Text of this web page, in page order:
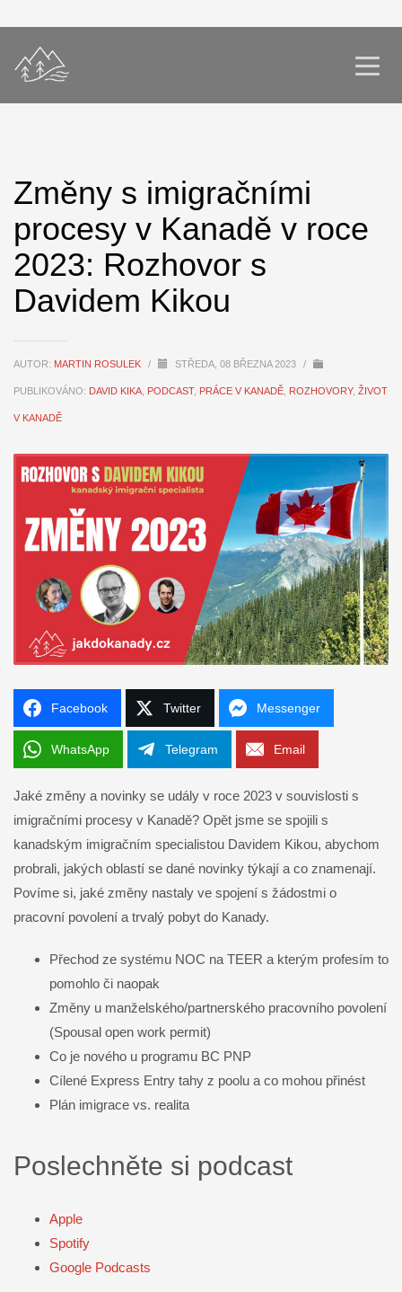
Změny s imigračními
procesy v Kanadě v roce
2023: Rozhovor s
Davidem Kikou
AUTOR: MARTIN ROSULEK / STŘEDA, 08 BŘEZNA 2023 /
PUBLIKOVÁNO: DAVID KIKA PODCAST, PRÁCE V KANADĚ ROZHOVORY, ŽIVOT
V KANADĚ
Facebook Twitter Messenger
WhatsApp Telegram Email
Jaké změny a novinky se udály v roce 2023 v souvislosti s
imigračními procesy v Kanadě? Opět jsme se spojili s
kanadským imigračním specialistou Davidem Kikou, abychom
probrali, jakých oblastí se dané novinky týkají a co znamenají.
Povíme si, jaké změny nastaly ve spojení s žádostmi o
pracovní povolení a trvalý pobyt do Kanady.
Přechod ze systému NOC na TEER a kterým profesím to
pomohlo či naopak
Změny u manželského/partnerského pracovního povolení
(Spousal open work permit)
Co je nového u programu BC PNP
Cílené Express Entry tahy z poolu a co mohou přinést
Plán imigrace vs. realita
Poslechněte si podcast
Apple
Spotify
Google Podcasts